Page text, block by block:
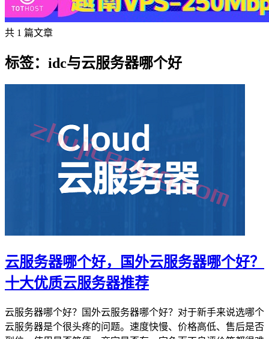
共 1 篇文章
标签：idc与云服务器哪个好
云服务器哪个好，国外云服务器哪个好？
十大优质云服务器推荐
云服务器哪个好？国外云服务器哪个好？对于新手来说选哪个
云服务器是个很头疼的问题。速度快慢、价格高低、售后是否